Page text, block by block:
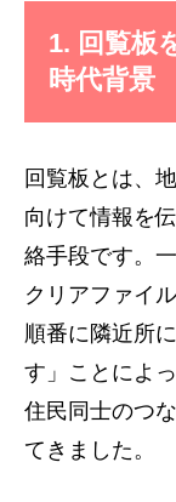
1. 回覧板
時代背景
回覧板とは、
向けて情報を
絡手段です。
クリアファイ
順番に隣近所
す」ことによ
住民同士のつ
てきました。